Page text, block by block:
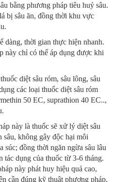
bằng phương pháp tiêu huỷ sâu.
bị sâu ăn, đồng thời khu vực
dàng, thời gian thực hiện nhanh.
này chỉ có thể áp dụng được khi
diệt sâu róm, sâu lông, sâu
các loại thuốc diệt sâu róm
50 EC, suprathion 40 EC..,
này là thuốc sẽ xử lý diệt sâu
sâu, không gây độc hại môi
súc; đồng thời ngăn ngừa sâu lâu
tác dụng của thuốc từ 3-6 tháng.
này phát huy hiệu quả cao,
cần đúng kỹ thuật phương pháp,